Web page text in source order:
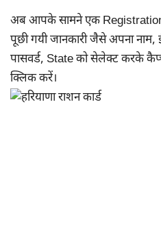
अब आपके सामने एक
पूछी गयी जानकारी जैसे अपना
पासवर्ड, State को सेलेक्ट करके
क्लिक करें।